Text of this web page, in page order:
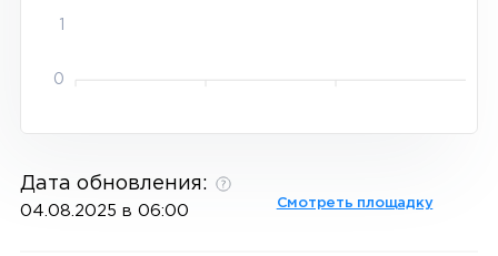
1
0
Дата обновления:
04.08.2025 в 06:00 Смотреть площадку